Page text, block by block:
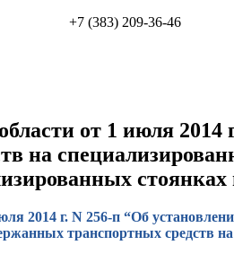
+7 (383) 209-36-46
от 1 июля 2014
на
2014 г. N 256-п “Об
транспортных средств